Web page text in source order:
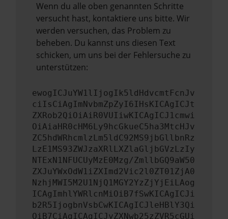
Wenn du alle oben genannten Schritte
versucht hast, kontaktiere uns bitte. Wir
werden versuchen, das Problem zu
beheben. Du kannst uns diesen Text
schicken, um uns bei der Fehlersuche zu
unterstützen:
ewogICJuYW1lIjogIk5ldHdvcmtFcnJv
ciIsCiAgImNvbmZpZyI6IHsKICAgICJt
ZXRob2QiOiAiR0VUIiwKICAgICJ1cmwi
OiAiaHR0cHM6Ly9hcGkueC5ha3MtcHJv
ZC5hdWRhcmlzLm5ldC92MS9jbGllbnRz
LzE1MS93ZWJzaXRlLXZlaGljbGVzLzIy
NTExN1NFUCUyMzE0Mzg/ZmllbGQ9aW50
ZXJuYWxOdW1iZXImd2Vic2l0ZT01ZjA0
NzhjMWI5M2U1NjQ1MGY2YzZjYjEiLAog
ICAgImhlYWRlcnMiOiB7fSwKICAgICJi
b2R5IjogbnVsbCwKICAgICJleHBlY3Qi
OiB7CiAgICAgICJyZXNwb25zZVR5cGUi